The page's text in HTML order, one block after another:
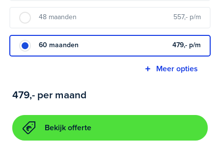
48 maanden 557,- p/m
60 maanden 479,- p/m
Meer opties
479,- per maand
Bekijk offerte